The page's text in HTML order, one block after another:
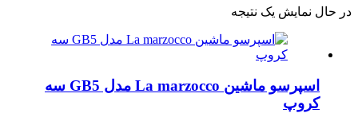
در حال نمایش یک نتیجه
اسپرسو ماشین La marzocco مدل GB5 سه
کروپ